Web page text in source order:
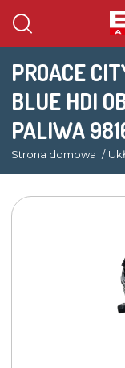
PROACE
BLUE HDI
PALIWA
Strona domowa